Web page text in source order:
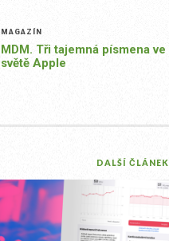
MAGAZÍN
MDM. Tři tajemná písmena ve
světě Apple
DALŠÍ ČLÁNEK